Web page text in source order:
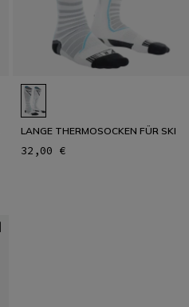
LANGE THERMOSOCKEN FÜR SKI
32,00 €